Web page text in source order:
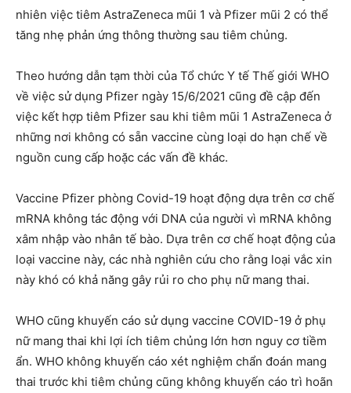
nhiên việc tiêm AstraZeneca mũi 1 và Pfizer mũi 2 có thể
tăng nhẹ phản ứng thông thường sau tiêm chủng.
Theo hướng dẫn tạm thời của Tổ chức Y tế Thế giới WHO
về việc sử dụng Pfizer ngày 15/6/2021 cũng đề cập đến
việc kết hợp tiêm Pfizer sau khi tiêm mũi 1 AstraZeneca ở
những nơi không có sẵn vaccine cùng loại do hạn chế về
nguồn cung cấp hoặc các vấn đề khác.
Vaccine Pfizer phòng Covid-19 hoạt động dựa trên cơ chế
mRNA không tác động với DNA của người vì mRNA không
xâm nhập vào nhân tế bào. Dựa trên cơ chế hoạt động của
loại vaccine này, các nhà nghiên cứu cho rằng loại vắc xin
này khó có khả năng gây rủi ro cho phụ nữ mang thai.
WHO cũng khuyến cáo sử dụng vaccine COVID-19 ở phụ
nữ mang thai khi lợi ích tiêm chủng lớn hơn nguy cơ tiềm
ẩn. WHO không khuyến cáo xét nghiệm chẩn đoán mang
thai trước khi tiêm chủng cũng không khuyến cáo trì hoãn